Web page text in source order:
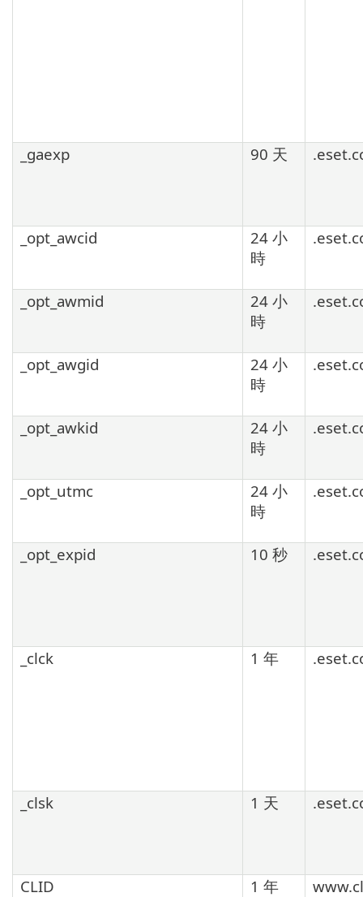
_gaexp 90 天
_opt_awcid
24 小
時
_opt_awmid
24 小
時
_opt_awgid
24 小
時
_opt_awkid
24 小
時
_opt_utmc
24 小
時
_opt_expid 10 秒
_clck 1 年
_clsk 1 天
CLID 1 年